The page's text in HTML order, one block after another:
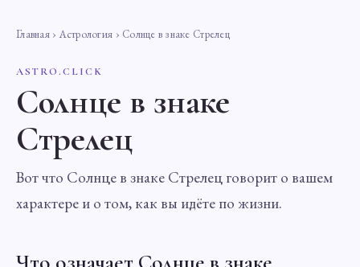
Главная› Астрология › Солнце в знаке Стрелец
ASTRO.CLICK
Солнце в знаке
Стрелец
Вот что Солнце в знаке Стрелец говорит о вашем
характере и о том, как вы идёте по жизни.